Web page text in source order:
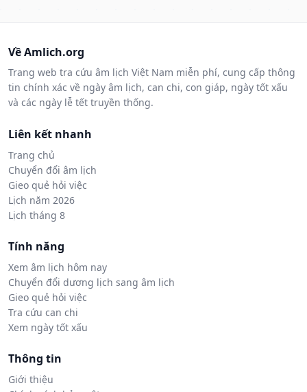
Về Amlich.org
Trang web tra cứu âm lịch Việt Nam miễn phí, cung cấp thông
tin chính xác về ngày âm lịch, can chi, con giáp, ngày tốt xấu
và các ngày lễ tết truyền thống.
Liên kết nhanh
Trang chủ
Chuyển đổi âm lịch
Gieo quẻ hỏi việc
Lịch năm 2026
Lịch tháng 8
Tính năng
Xem âm lịch hôm nay
Chuyển đổi dương lịch sang âm lịch
Gieo quẻ hỏi việc
Tra cứu can chi
Xem ngày tốt xấu
Thông tin
Giới thiệu